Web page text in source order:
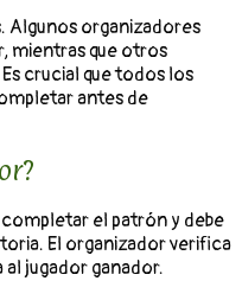
Algunos organizadores
mientras que otros
crucial que todos los
antes de
el patrón y debe
El organizador verifica
jugador ganador.